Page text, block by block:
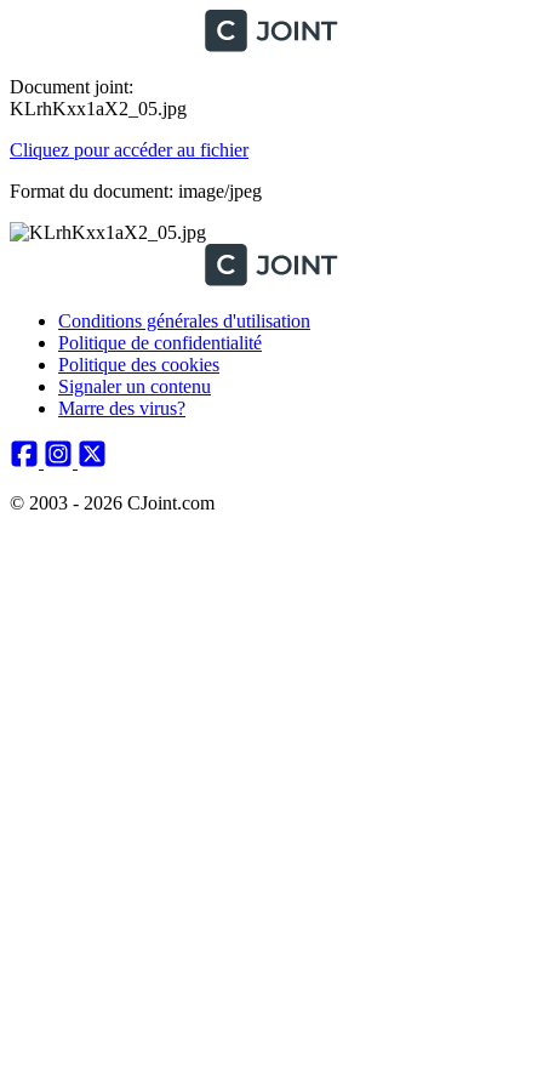
Document joint:
KLrhKxx1aX2_05.jpg
Cliquez pour accéder au fichier
Format du document: image/jpeg
Conditions générales d'utilisation
Politique de confidentialité
Politique des cookies
Signaler un contenu
Marre des virus?
© 2003 - 2026 CJoint.com